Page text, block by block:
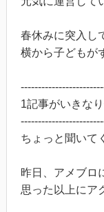
春休みに突入し
横から子どもが
1記事がいきな
ちょっと聞いて
昨日、アメブロ
思った以上にア